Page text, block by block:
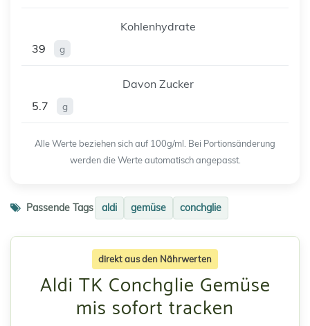
Kohlenhydrate
39
g
Davon Zucker
5.7
g
Alle Werte beziehen sich auf 100g/ml. Bei Portionsänderung
werden die Werte automatisch angepasst.
Passende Tags aldi gemüse conchglie
direkt aus den Nährwerten
Aldi TK Conchglie Gemüse
mis sofort tracken